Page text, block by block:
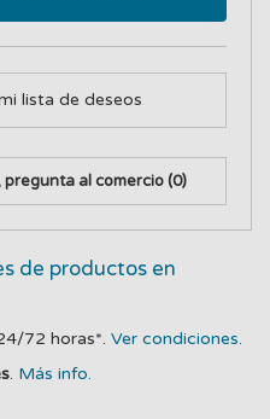
lista de deseos
pregunta al comercio(0)
de productos en
72 horas*.Ver condiciones.
. Más info.